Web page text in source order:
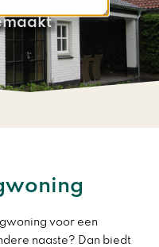
voor een
naaste? Dan biedt